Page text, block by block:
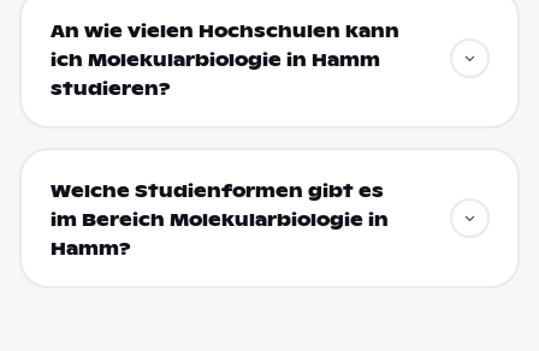
An wie vielen Hochschulen kann
ich Molekularbiologie in Hamm
studieren?
Welche Studienformen gibt es
im Bereich Molekularbiologie in
Hamm?